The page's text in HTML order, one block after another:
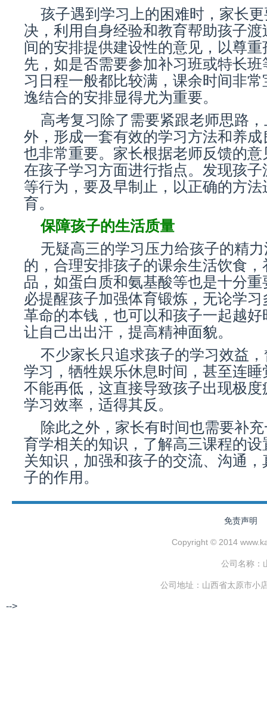
孩子遇到学习上的困难时，家长
决，利用自身经验和教育帮助孩子
间的安排提供建设性的意见，以尊
先，如是否需要参加补习班或特长
习日程一般都比较满，课余时间非
逸结合的安排显得尤为重要。
高考复习除了需要紧跟老师思路
外，形成一套有效的学习方法和养
也非常重要。家长根据老师反馈的
在孩子学习方面进行指点。发现孩
等行为，要及早制止，以正确的方
育。
保障孩子的生活质量
无疑高三的学习压力给孩子的精
的，合理安排孩子的课余生活饮食
品，如蛋白质和氨基酸等也是十分
必提醒孩子加强体育锻炼，无论学
革命的本钱，也可以和孩子一起越
让自己出出汗，提高精神面貌。
不少家长只追求孩子的学习效益
学习，牺牲娱乐休息时间，甚至连
不能再低，这直接导致孩子出现极
学习效率，适得其反。
除此之外，家长有时间也需要补
育学相关的知识，了解高三课程的
关知识，加强和孩子的交流、沟通
子的作用。
免责声明
Copyright © 2014
公司名称：
公司地址：山西省太原市小
-->